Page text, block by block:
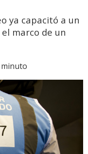
ya capacitó a un
marco de un
minuto